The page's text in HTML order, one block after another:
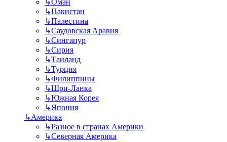
↳Пакистан
↳Палестина
↳Саудовская Аравия
↳Сингапур
↳Сирия
↳Таиланд
↳Турция
↳Филиппины
↳Шри-Ланка
↳Южная Корея
↳Япония
↳Америка
↳Разное в странах Америки
↳Северная Америка